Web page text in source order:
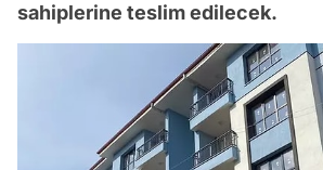
sahiplerine teslim edilecek.